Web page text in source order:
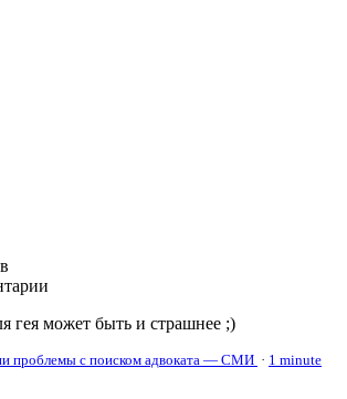
гея может быть и страшнее ;)
проблемы с поиском адвоката — СМИ · 1 minute